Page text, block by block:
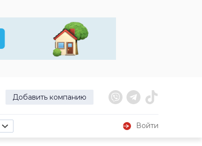
Добавить компанию
Войти